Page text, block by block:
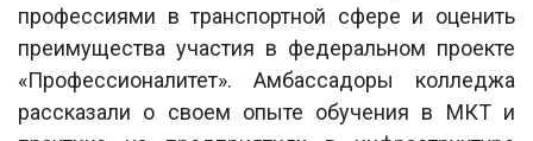
профессиями в транспортной сфере и оценить
преимущества участия в федеральном проекте
«Профессионалитет». Амбассадоры колледжа
рассказали о своем опыте обучения в МКТ и